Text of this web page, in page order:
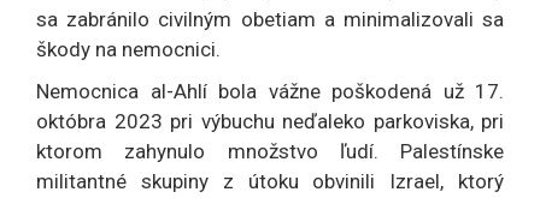
sa zabránilo civilným obetiam a minimalizovali sa
škody na nemocnici.
Nemocnica al-Ahlí bola vážne poškodená už 17.
októbra 2023 pri výbuchu neďaleko parkoviska, pri
ktorom zahynulo množstvo ľudí. Palestínske
militantné skupiny z útoku obvinili Izrael, ktorý